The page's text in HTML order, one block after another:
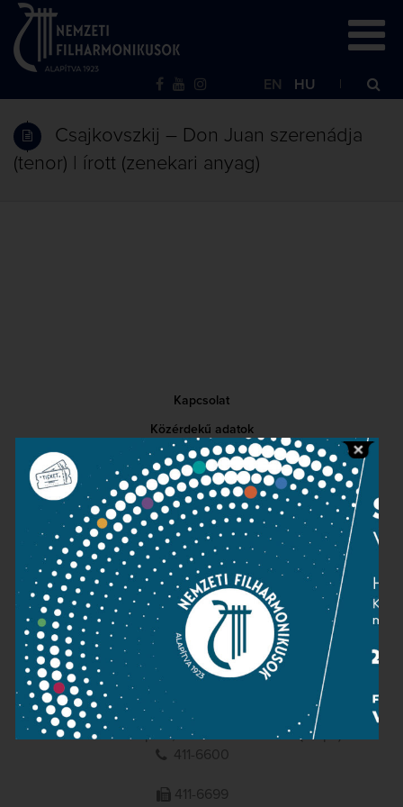
EN HU
Csajkovszkij – Don Juan szerenádja
(tenor) | írott (zenekari anyag)
Kapcsolat
Közérdekű adatok
Sajtószoba
Adatvédelem
Impresszum
NEMZETI
FILHARMONIKUSOK
1095 Budapest, Komor Marcell u. 1. (Müpa)
411-6600
411-6699